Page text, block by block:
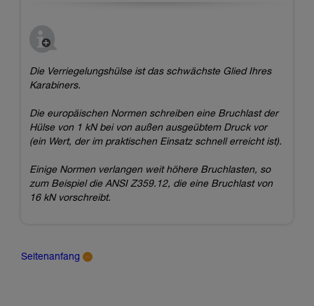
Die Verriegelungshülse ist das schwächste Glied Ihres
Karabiners.
Die europäischen Normen schreiben eine Bruchlast der
Hülse von 1 kN bei von außen ausgeübtem Druck vor
(ein Wert, der im praktischen Einsatz schnell erreicht ist).
Einige Normen verlangen weit höhere Bruchlasten, so
zum Beispiel die ANSI Z359.12, die eine Bruchlast von
16 kN vorschreibt.
Seitenanfang